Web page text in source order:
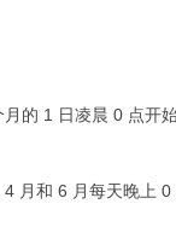
的 1 日凌晨 0 点开始
月和 6 月每天晚上 0